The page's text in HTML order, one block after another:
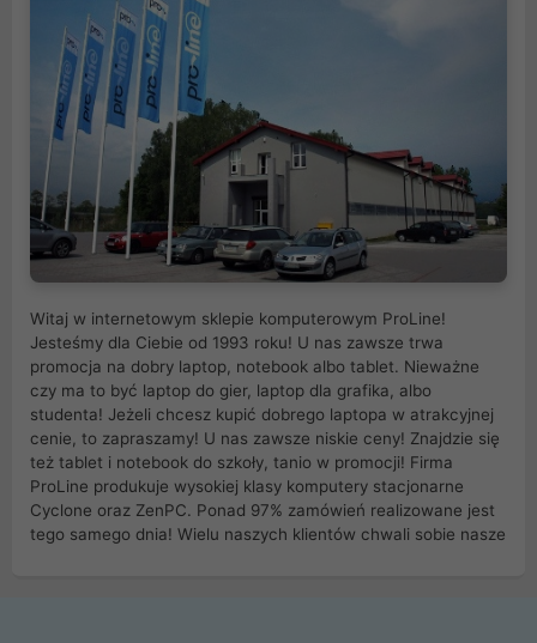
Witaj w internetowym sklepie komputerowym ProLine!
Jesteśmy dla Ciebie od 1993 roku! U nas zawsze trwa
promocja na dobry laptop, notebook albo tablet. Nieważne
czy ma to być laptop do gier, laptop dla grafika, albo
studenta! Jeżeli chcesz kupić dobrego laptopa w atrakcyjnej
cenie, to zapraszamy! U nas zawsze niskie ceny! Znajdzie się
też tablet i notebook do szkoły, tanio w promocji! Firma
ProLine produkuje wysokiej klasy komputery stacjonarne
Cyclone oraz ZenPC. Ponad 97% zamówień realizowane jest
tego samego dnia! Wielu naszych klientów chwali sobie nasze